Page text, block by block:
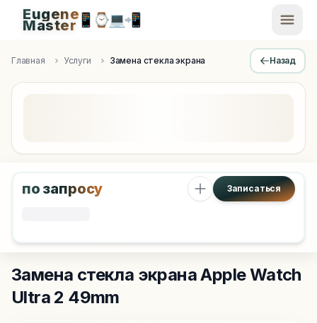
Apple Diagnostics & Engineering Authority in Saint
Eugene
Master📱 ⌚💻📲
Главная Услуги Замена стекла экрана Назад
по запросу Записаться
Замена стекла экранаApple Watch
Ultra 2 49mm